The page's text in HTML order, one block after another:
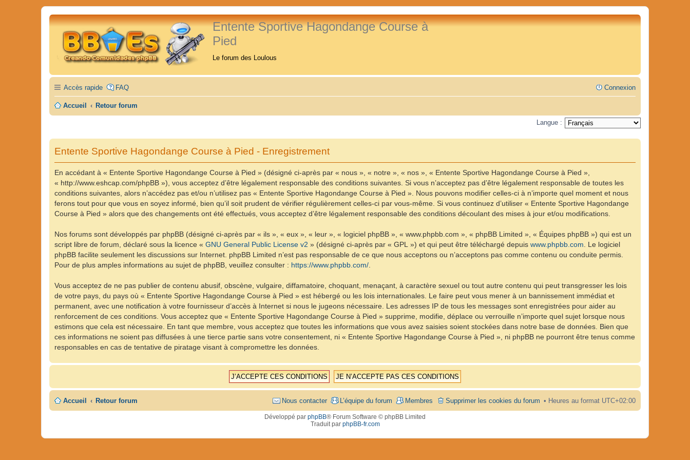
Entente Sportive Hagondange Course à
Pied
Le forum des Loulous
Accès rapide FAQ Connexion
Accueil Retour forum
Langue :
Entente Sportive Hagondange Course à Pied - Enregistrement
En accédant à « Entente Sportive Hagondange Course à Pied » (désigné ci-après par « nous », « notre », « nos », « Entente Sportive Hagondange Course à Pied »,
« http://www.eshcap.com/phpBB »), vous acceptez d’être légalement responsable des conditions suivantes. Si vous n’acceptez pas d’être légalement responsable de toutes les
conditions suivantes, alors n’accédez pas et/ou n’utilisez pas « Entente Sportive Hagondange Course à Pied ». Nous pouvons modifier celles-ci à n’importe quel moment et nous
ferons tout pour que vous en soyez informé, bien qu’il soit prudent de vérifier régulièrement celles-ci par vous-même. Si vous continuez d’utiliser « Entente Sportive Hagondange
Course à Pied » alors que des changements ont été effectués, vous acceptez d’être légalement responsable des conditions découlant des mises à jour et/ou modifications.
Nos forums sont développés par phpBB (désigné ci-après par « ils », « eux », « leur », « logiciel phpBB », « www.phpbb.com », « phpBB Limited », « Équipes phpBB ») qui est un
script libre de forum, déclaré sous la licence « GNU General Public License v2 » (désigné ci-après par « GPL ») et qui peut être téléchargé depuis www.phpbb.com. Le logiciel
phpBB facilite seulement les discussions sur Internet. phpBB Limited n’est pas responsable de ce que nous acceptons ou n’acceptons pas comme contenu ou conduite permis.
Pour de plus amples informations au sujet de phpBB, veuillez consulter : https://www.phpbb.com/.
Vous acceptez de ne pas publier de contenu abusif, obscène, vulgaire, diffamatoire, choquant, menaçant, à caractère sexuel ou tout autre contenu qui peut transgresser les lois
de votre pays, du pays où « Entente Sportive Hagondange Course à Pied » est hébergé ou les lois internationales. Le faire peut vous mener à un bannissement immédiat et
permanent, avec une notification à votre fournisseur d’accès à Internet si nous le jugeons nécessaire. Les adresses IP de tous les messages sont enregistrées pour aider au
renforcement de ces conditions. Vous acceptez que « Entente Sportive Hagondange Course à Pied » supprime, modifie, déplace ou verrouille n’importe quel sujet lorsque nous
estimons que cela est nécessaire. En tant que membre, vous acceptez que toutes les informations que vous avez saisies soient stockées dans notre base de données. Bien que
ces informations ne soient pas diffusées à une tierce partie sans votre consentement, ni « Entente Sportive Hagondange Course à Pied », ni phpBB ne pourront être tenus comme
responsables en cas de tentative de piratage visant à compromettre les données.
Accueil Retour forum Heures au format UTC+02:00
Supprimer les cookies du forum
Membres
L’équipe du forum
Nous contacter
Développé par phpBB® Forum Software © phpBB Limited
Traduit par phpBB-fr.com